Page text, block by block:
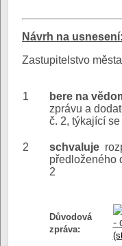
Návrh na usnesení:
Zastupitelstvo
1 bere na
zprávu a
č. 2, týkající
2 schvaluje
předloženého
2
Důvodová
zpráva:
-